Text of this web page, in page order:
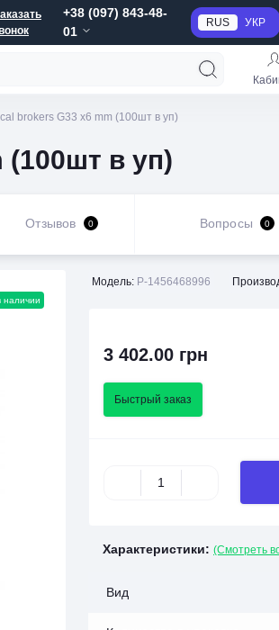
+38 (097) 843-48-
01
RUS УКР
brokers G33 x6 mm (100шт в уп)
(100шт в уп)
Отзывов 0 Вопросы 0
наличии
Модель: P-1456468996
3 402.00 грн
Быстрый заказ
Характеристики: (Смотреть
Вид